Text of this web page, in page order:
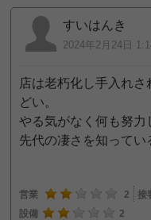
すいはんき
2024年2月24日
店は老朽化し手入れ
どい。
やる気がなく何も努力
先代の凄さを知ってい
営業 2 接
設備
2